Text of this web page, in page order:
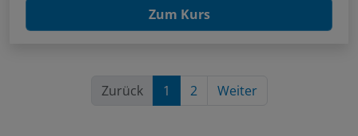
Zum Kurs
Zurück 1 2 Weiter